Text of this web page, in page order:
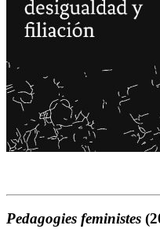
Pedagogies feministes